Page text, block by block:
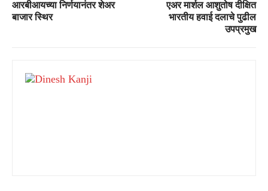
आरबीआयच्या निर्णयानंतर शेअर
बाजार स्थिर
एअर मार्शल आशुतोष दीक्षित
भारतीय हवाई दलाचे पुढील
उपप्रमुख